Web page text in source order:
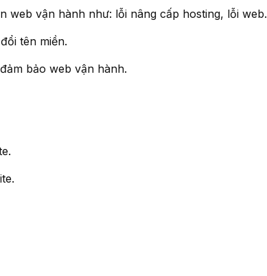
web vận hành như: lỗi nâng cấp hosting, lỗi web.
tên miền.
bảo web vận hành.